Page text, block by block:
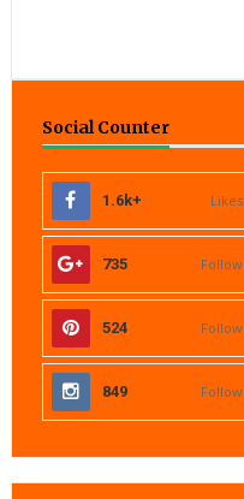
Social Counter
1.6k+ Likes
735 Follow
524 Follow
849 Follow